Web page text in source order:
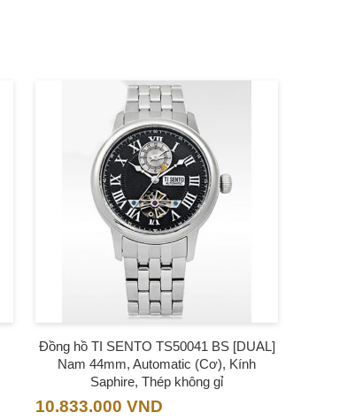
Đồng hồ TI SENTO TS50041 BS [DUAL]
Nam 44mm, Automatic (Cơ), Kính
Saphire, Thép không gỉ
10.833.000VND